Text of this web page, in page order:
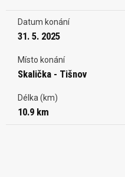
Datum konání
31. 5. 2025
Místo konání
Skalička - Tišnov
Délka (km)
10.9 km